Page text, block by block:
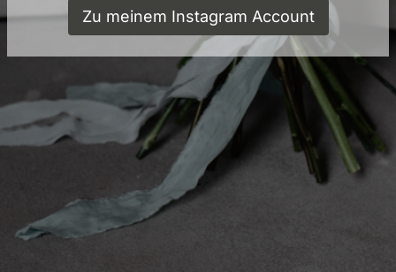
Zu meinem Instagram Account